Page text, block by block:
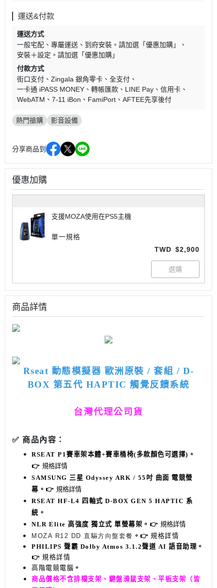
運送&付款
運送方式
一般宅配
專屬運送
到府安裝。請加選「優惠加購」
安裝＋設定。請加選「優惠加購」
付款方式
街口支付
Zingala 銀角零卡
全支付
一卡通 iPASS MONEY
轉帳匯款 LINE Pay
信用卡
WebATM
7-11 iBon FamiPort AFTEE先享後付
熱門搶購 影音設備
分享商品到
優惠加購
支援MOZA使用在PS5主機
單一規格
TWD $2,900
商品詳情
Rseat 動態模擬器 歐洲原裝 / 套組 / D-
BOX 第五代 HAPTIC 觸覺反饋系統
台灣代理公司貨
✅ 商品內容：
RSEAT P1賽車架本體+賽車桶椅(多款顏色可選擇)。
👉 規格詳情
SAMSUNG 三星 Odyssey ARK / 55吋 曲面 電競螢
幕 。 👉 規格詳情
RSEAT HF-L4 四軸式 D-BOX GEN 5 HAPTIC 系
統 。
NLR Elite 高強度 獨立式 單螢幕架 。 👉 規格詳情
MOZA R12 DD 直驅方向盤套餐 。👉 規格詳情
PHILIPS 聲霸 Dolby Atmos 3.1.2聲道 AI 語音助理 。
👉 規格詳情
高階電競電腦 。
商品價格不含排檔支架、鍵盤滑鼠支架、平板支架（皆